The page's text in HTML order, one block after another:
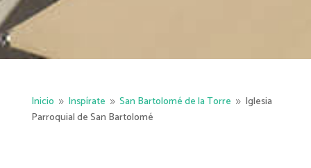
Inicio 9 Inspírate 9 San Bartolomé de la Torre 9 Iglesia
Parroquial de San Bartolomé